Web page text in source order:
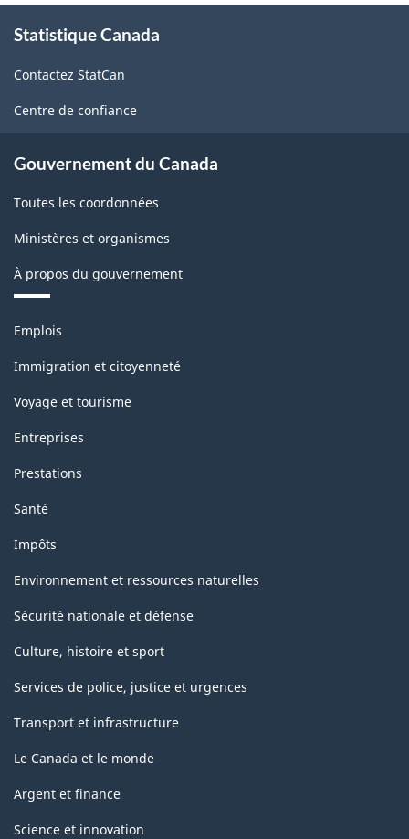
propos
ce
site
Statistique Canada
Contactez StatCan
Centre de confiance
Gouvernement du Canada
Toutes les coordonnées
Ministères et organismes
À propos du gouvernement
Thèmes
sujets
Emplois
Immigration et citoyenneté
Voyage et tourisme
Entreprises
Prestations
Santé
Impôts
Environnement et ressources naturelles
Sécurité nationale et défense
Culture, histoire et sport
Services de police, justice et urgences
Transport et infrastructure
Le Canada et le monde
Argent et finance
Science et innovation